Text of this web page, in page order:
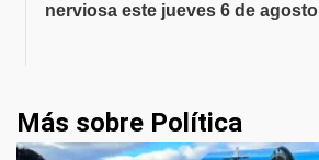
nerviosa este jueves 6 de agosto
Más sobre Política